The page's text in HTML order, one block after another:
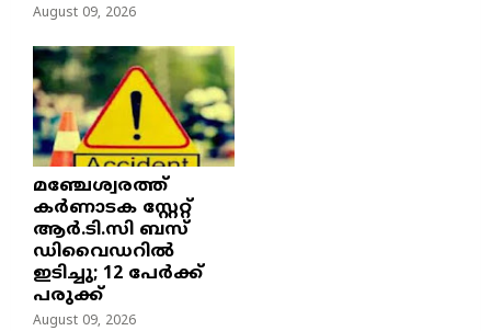
August 09, 2026
മഞ്ചേശ്വരത്ത്
കര്‍ണാടക സ്റ്റേറ്റ്
ആര്‍.ടി.സി ബസ്
ഡിവൈഡറില്‍
ഇടിച്ചു; 12 പേര്‍ക്ക്
പരുക്ക്
August 09, 2026